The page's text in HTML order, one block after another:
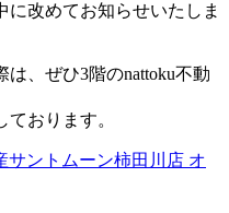
に改めてお知らせいたしま
、ぜひ3階のnattoku不動
おります。
サントムーン柿田川店 オ